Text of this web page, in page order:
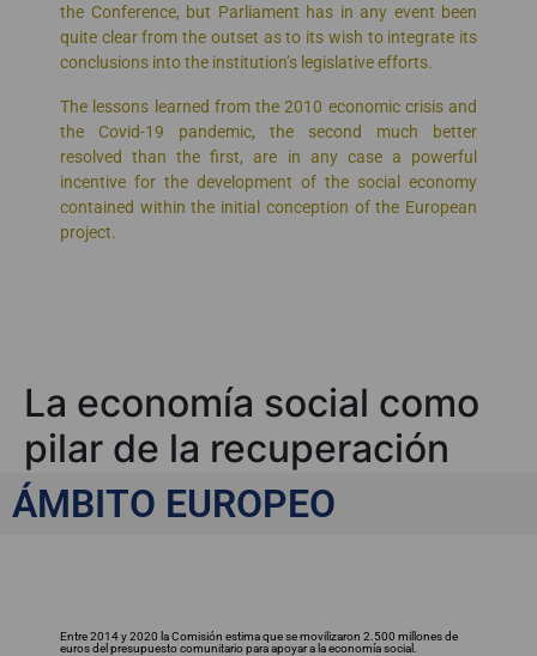
the Conference, but Parliament has in any event been
quite clear from the outset as to its wish to integrate its
conclusions into the institution’s legislative efforts.
The lessons learned from the 2010 economic crisis and
the Covid-19 pandemic, the second much better
resolved than the first, are in any case a powerful
incentive for the development of the social economy
contained within the initial conception of the European
project.
La economía social como
pilar de la recuperación
europea
ÁMBITO EUROPEO
Entre 2014 y 2020 la Comisión estima que se movilizaron 2.500 millones de
euros del presupuesto comunitario para apoyar a la economía social.